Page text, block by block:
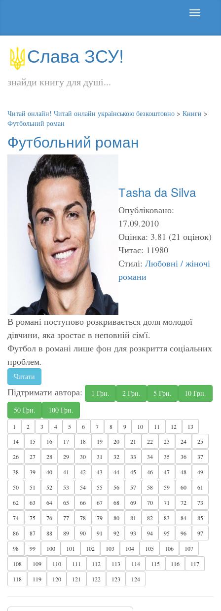
Слава ЗСУ!
знайди книгу для душі...
Читай онлайн! Читай онлайн українською безкоштовно > Книги >
Футбольний роман
Футбольний роман
Тasha da Silva
Опубліковано:
17.09.2010
Оцінка: 3.81 (21 оцінок)
Читає: 11980
Стилі: Любовні / жіночі
романи
В романі поступово розкривається доля молодої
дівчини, яка зростає в неповній сім'ї.
Футбол в романі лише фон для розкриття соціальних
проблем.
Читати
Підтримати автора: 1 Грн. 2 Грн. 5 Грн.
10 Грн.
50 Грн.
100 Грн.
1 2 3 4 5 6 7 8 9 10 11 12
13
14
15 16 17 18 19 20 21 22 23 24
25
26
27 28 29 30 31 32 33 34 35 36
37
38
39 40 41 42 43 44 45 46 47 48
49
50
51 52 53 54 55 56 57 58 59 60
61
62
63 64 65 66 67 68 69 70 71 72
73
74
75 76 77 78 79 80 81 82 83 84
85
86
87 88 89 90 91 92 93 94 95 96
97
98
99 100 101 102 103 104 105 106
107
108
109 110 111 112 113 114 115 116
117
118
119 120 121 122 123 124